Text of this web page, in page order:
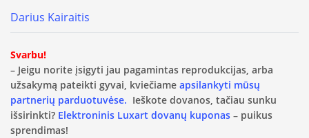
Darius Kairaitis
Svarbu!
– Jeigu norite įsigyti jau pagamintas reprodukcijas, arba
užsakymą pateikti gyvai, kviečiame apsilankyti mūsų
partnerių parduotuvėse. Ieškote dovanos, tačiau sunku
išsirinkti? Elektroninis Luxart dovanų kuponas – puikus
sprendimas!